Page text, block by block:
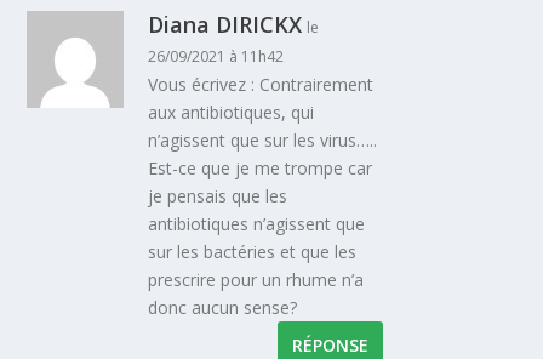
Diana DIRICKX le
26/09/2021 à 11h42
Vous écrivez : Contrairement
aux antibiotiques, qui
n’agissent que sur les virus…..
Est-ce que je me trompe car
je pensais que les
antibiotiques n’agissent que
sur les bactéries et que les
prescrire pour un rhume n’a
donc aucun sense?
RÉPONSE